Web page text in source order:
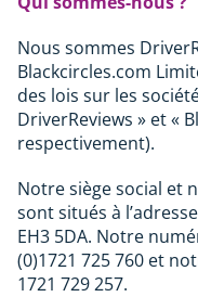
Nous sommes
Blackcircles.com
des lois sur les
DriverReviews » et «
respectivement).
Notre siège social et
sont situés à
EH3 5DA. Notre
(0)1721 725 760 et
1721 729 257.